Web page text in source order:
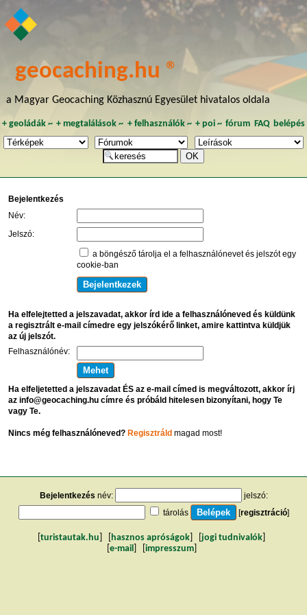
geocaching.hu ®
a Magyar Geocaching Közhasznú Egyesület hivatalos oldala
+ geoládák~ +megtalálások ~ + felhasználók~ + poi~ fórum FAQ belépés
Bejelentkezés
Név:
Jelszó:
a böngésző tárolja el a felhasználónevet és jelszót egy
cookie-ban
Ha elfelejtetted a jelszavadat, akkor írd ide a felhasználóneved és küldünk
a regisztrált e-mail címedre egy jelszókérő linket, amire kattintva küldjük
az új jelszót.
Felhasználónév:
Ha elfeljetetted a jelszavadat ÉS az e-mail címed is megváltozott, akkor írj
az info@geocaching.hu címre és próbáld hitelesen bizonyítani, hogy Te
vagy Te.
Nincs még felhasználóneved? Regisztráldmagad most!
Bejelentkezés név:
jelszó:
tárolás
[regisztráció]
turistautak.hu hasznos apróságok jogi tudnivalók
e-mail impresszum]